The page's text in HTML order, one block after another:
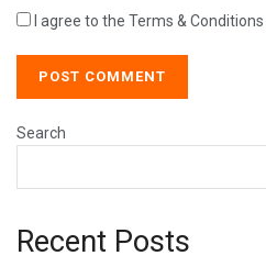
I agree to the Terms & Conditions
Search
Recent Posts